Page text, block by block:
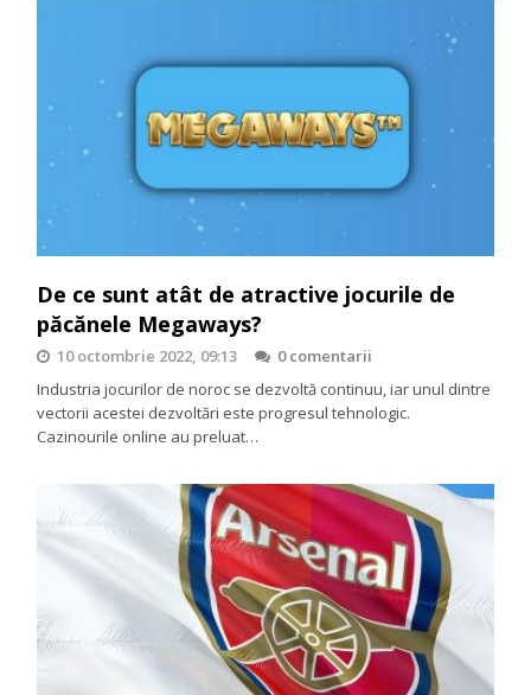
De ce sunt atât de atractive jocurile de
păcănele Megaways?
10 octombrie 2022, 09:13
0 comentarii
Industria jocurilor de noroc se dezvoltă continuu, iar unul dintre
vectorii acestei dezvoltări este progresul tehnologic.
Cazinourile online au preluat…